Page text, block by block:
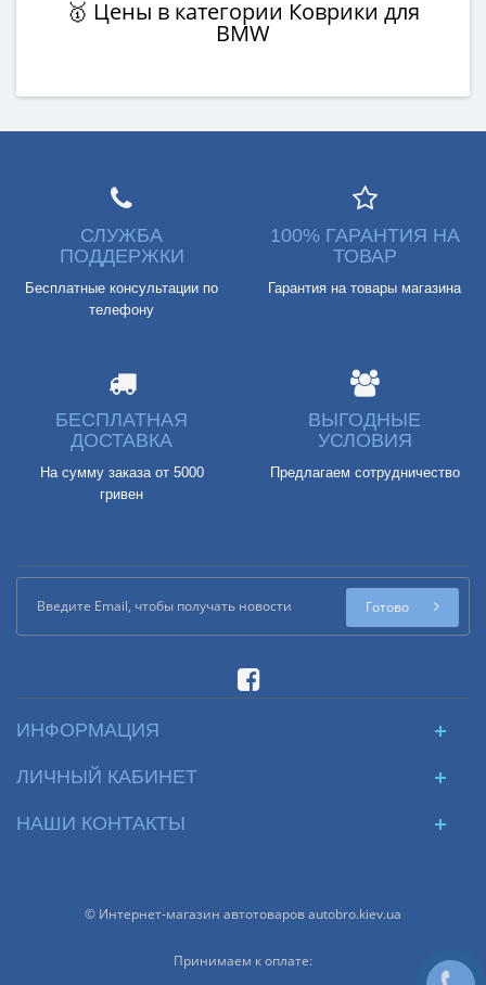
🥇 Цены в категории Коврики для
BMW
СЛУЖБА
ПОДДЕРЖКИ
Бесплатные консультации по
телефону
100% ГАРАНТИЯ НА
ТОВАР
Гарантия на товары магазина
БЕСПЛАТНАЯ
ДОСТАВКА
На сумму заказа от 5000
гривен
ВЫГОДНЫЕ
УСЛОВИЯ
Предлагаем сотрудничество
Готово
ИНФОРМАЦИЯ
ЛИЧНЫЙ КАБИНЕТ
НАШИ КОНТАКТЫ
© Интернет-магазин автотоваров autobro.kiev.ua
Принимаем к оплате: